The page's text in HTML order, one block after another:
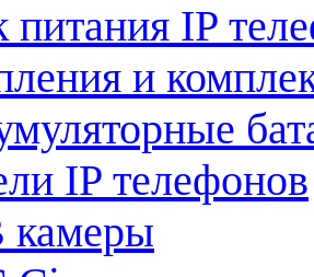
питания IP
и
IP телефонов
камеры